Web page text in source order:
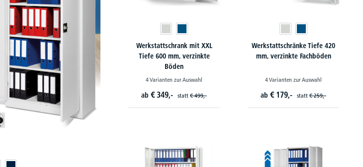
Werkstattschrank mit XXL
Tiefe 600 mm, verzinkte
Böden
4 Varianten zur Auswahl
ab € 349,- statt € 499,-
Werkstattschränke Tiefe 420
mm, verzinkte Fachböden
4 Varianten zur Auswahl
ab € 179,- statt € 259,-